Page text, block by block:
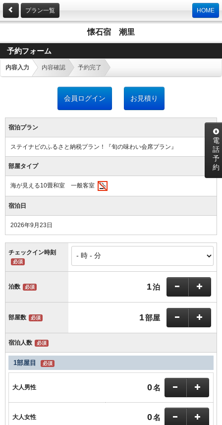
プラン一覧 HOME
懐石宿 潮里
予約フォーム
内容入力 内容確認 予約完了
会員ログイン お見積り
電
話
予
約
宿泊プラン
ステイナビのふるさと納税プラン！『旬の味わい会席プラン』
部屋タイプ
海が見える10畳和室 一般客室
宿泊日
2026年9月23日
チェックイン時刻
必須
泊数 必須 1泊
部屋数 必須 1部屋
宿泊人数 必須
1部屋目 必須
大人男性 0名
大人女性 0名